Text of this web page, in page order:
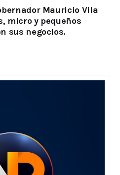
Mauricio Vila
micro y pequeños
sus negocios.